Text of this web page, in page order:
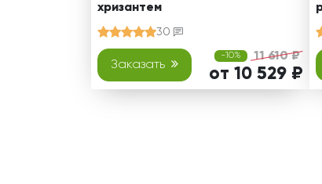
хризантем
30
Заказать
-10% 11 610 ₽
от 10 529 ₽